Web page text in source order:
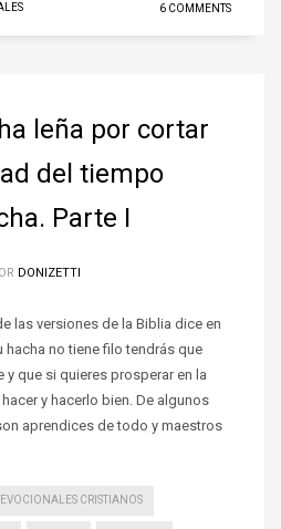
6 COMMENTS
leña por cortar
del tiempo
Parte I
DONIZETTI
las versiones de la Biblia dice en
hacha no tiene filo tendrás que
que si quieres prosperar en la
y hacerlo bien. De algunos
aprendices de todo y maestros
CRISTIANOS